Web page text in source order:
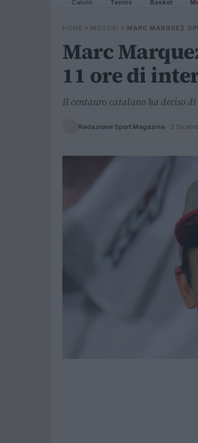
Calcio Tennis Basket
HOME » MOTORI » MARC MARQUEZ
Marc
11 ore di
Il centauro catalano ha deciso
Redazione Sport Magazine · 3